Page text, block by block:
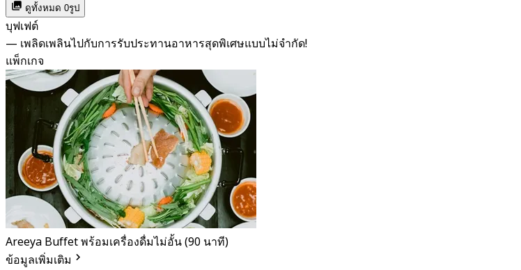
ดูทั้งหมด 0รูป
บุฟเฟต์
— เพลิดเพลินไปกับการรับประทานอาหารสุดพิเศษแบบไม่จำกัด!
แพ็กเกจ
Areeya Buffet พร้อมเครื่องดื่มไม่อั้น (90 นาที)
ข้อมูลเพิ่มเติม